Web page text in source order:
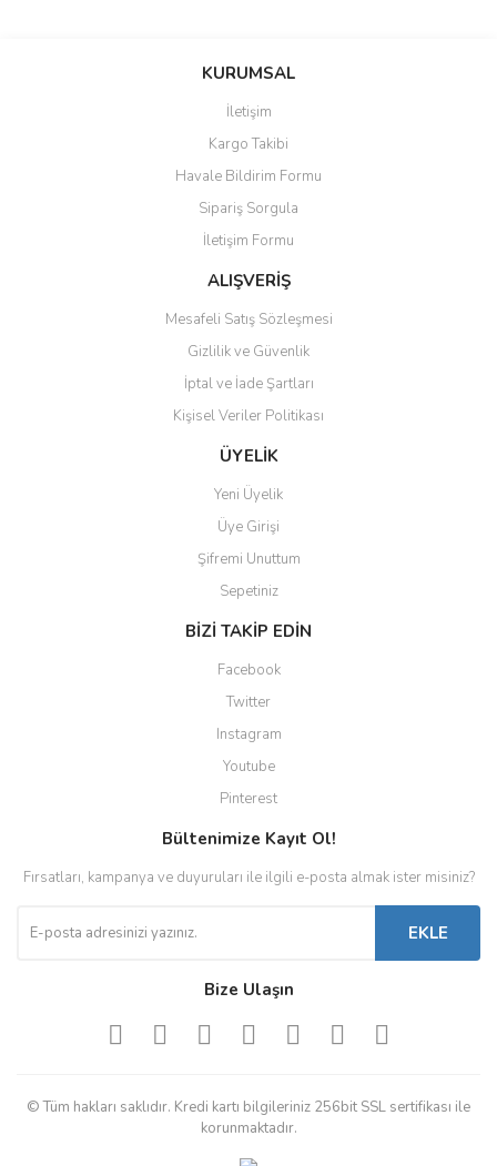
Bu ürüne ilk yorumu siz yapın!
Ürün resmi kalitesiz, bozuk veya görüntülenemiyor.
Ürün açıklamasında eksik bilgiler bulunuyor.
Ürün bilgilerinde hatalar bulunuyor.
Ürün fiyatı diğer sitelerden daha pahalı.
Bu ürüne benzer farklı alternatifler olmalı.
Gönder
KURUMSAL
İletişim
Kargo Takibi
Havale Bildirim Formu
Sipariş Sorgula
İletişim Formu
ALIŞVERİŞ
Mesafeli Satış Sözleşmesi
Gizlilik ve Güvenlik
İptal ve İade Şartları
Kişisel Veriler Politikası
ÜYELİK
Yeni Üyelik
Üye Girişi
Şifremi Unuttum
Sepetiniz
BİZİ TAKİP EDİN
Facebook
Twitter
Instagram
Youtube
Pinterest
Bültenimize Kayıt Ol!
Fırsatları, kampanya ve duyuruları ile ilgili e-posta almak ister misiniz?
EKLE
Bize Ulaşın
© Tüm hakları saklıdır. Kredi kartı bilgileriniz 256bit SSL sertifikası ile
korunmaktadır.